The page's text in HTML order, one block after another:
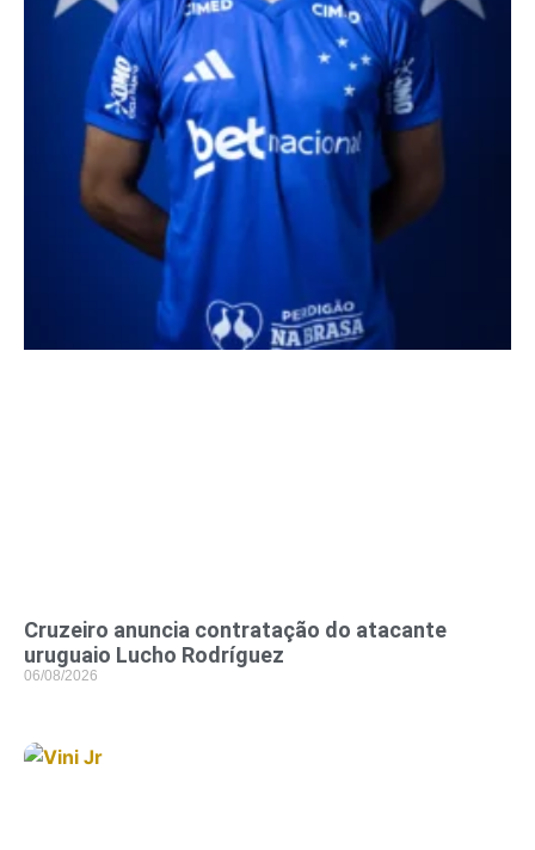
Cruzeiro anuncia contratação do atacante
uruguaio Lucho Rodríguez
06/08/2026